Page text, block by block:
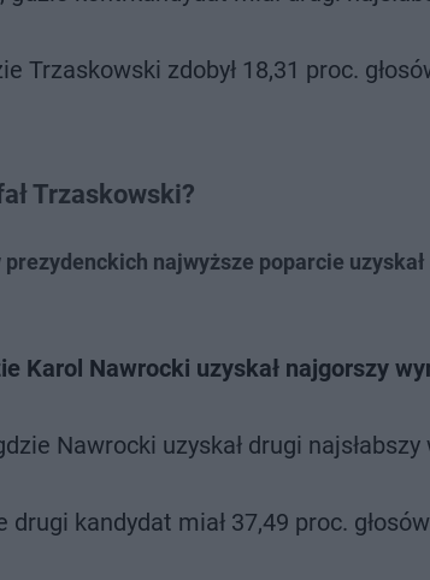
Trzaskowski zdobył 18,31 proc.
Trzaskowski?
najwyższe poparcie uzyskał
Karol Nawrocki uzyskał najgorszy
Nawrocki uzyskał drugi najsłabszy
kandydat miał 37,49 proc. głosów